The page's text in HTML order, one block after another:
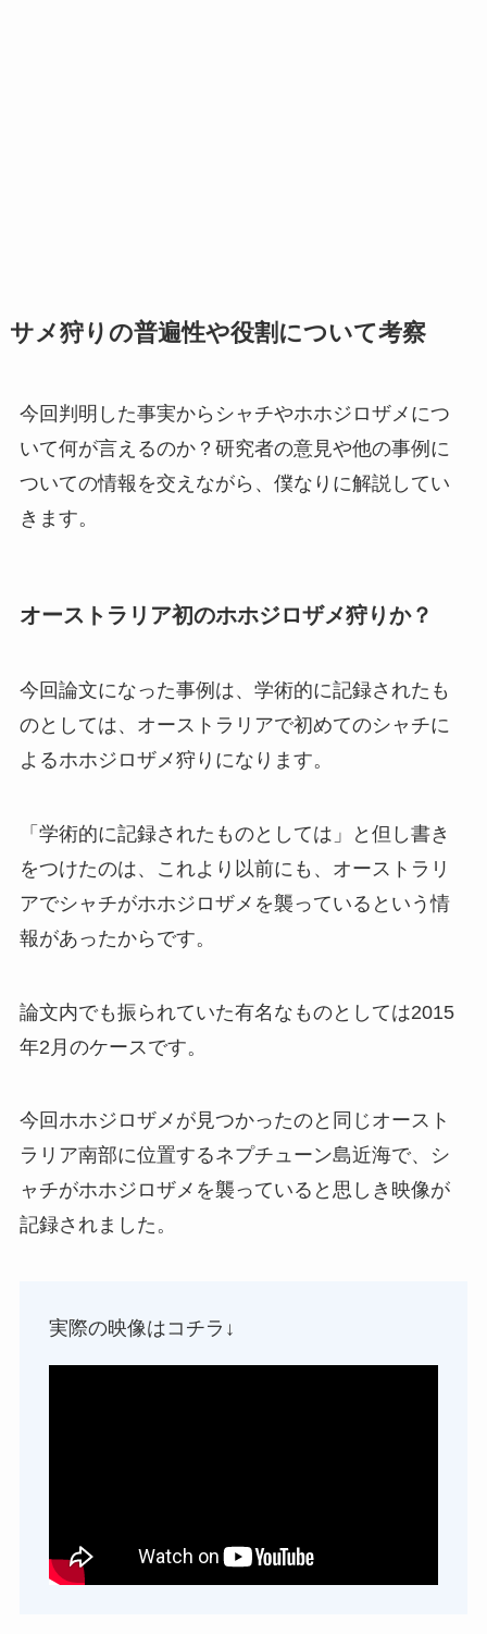
サメ狩りの普遍性や役割について考察
今回判明した事実からシャチやホホジロザメにつ
いて何が言えるのか？研究者の意見や他の事例に
ついての情報を交えながら、僕なりに解説してい
きます。
オーストラリア初のホホジロザメ狩りか？
今回論文になった事例は、学術的に記録されたも
のとしては、オーストラリアで初めてのシャチに
よるホホジロザメ狩りになります。
「学術的に記録されたものとしては」と但し書き
をつけたのは、これより以前にも、オーストラリ
アでシャチがホホジロザメを襲っているという情
報があったからです。
論文内でも振られていた有名なものとしては2015
年2月のケースです。
今回ホホジロザメが見つかったのと同じオースト
ラリア南部に位置するネプチューン島近海で、シ
ャチがホホジロザメを襲っていると思しき映像が
記録されました。
実際の映像はコチラ↓